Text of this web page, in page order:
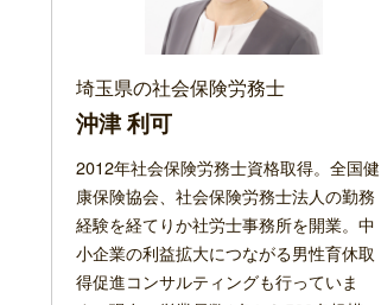
埼玉県の社会保険労務士
沖津 利可
2012年社会保険労務士資格取得。全国健
康保険協会、社会保険労務士法人の勤務
経験を経てりか社労士事務所を開業。中
小企業の利益拡大につながる男性育休取
得促進コンサルティングも行っていま